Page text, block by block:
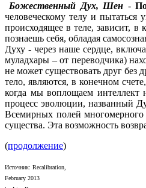
Божественный Дух, Шен -
человеческому телу и
происходящее в теле, зависит,
познаешь себя, обладая
Духу - через наше сердце,
муладхары – от переводчика)
не может существовать друг
тело, являются, в конечном
когда мы воплощаем интеллект
процесс эволюции, названный
Всемирных полей многомерного
существа. Эта возможность
(продолжение)
Источник: Recalibration,
February 2013